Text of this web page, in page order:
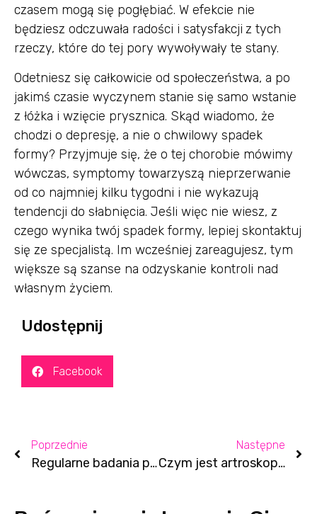
czasem mogą się pogłębiać. W efekcie nie
będziesz odczuwała radości i satysfakcji z tych
rzeczy, które do tej pory wywoływały te stany.
Odetniesz się całkowicie od społeczeństwa, a po
jakimś czasie wyczynem stanie się samo wstanie
z łóżka i wzięcie prysznica. Skąd wiadomo, że
chodzi o depresję, a nie o chwilowy spadek
formy? Przyjmuje się, że o tej chorobie mówimy
wówczas, symptomy towarzyszą nieprzerwanie
od co najmniej kilku tygodni i nie wykazują
tendencji do słabnięcia. Jeśli więc nie wiesz, z
czego wynika twój spadek formy, lepiej skontaktuj
się ze specjalistą. Im wcześniej zareagujesz, tym
większe są szanse na odzyskanie kontroli nad
własnym życiem.
Udostępnij
Facebook
Poprzednie
Regularne badania piersi to bardzo ważne!
Następne
Czym jest artroskopia barku?